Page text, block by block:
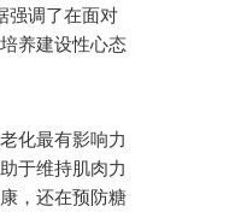
强调了在面对
养建设性心态
化最有影响力
于维持肌肉力
，还在预防糖